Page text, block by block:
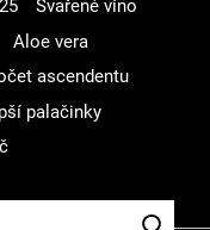
Svařené víno
Aloe vera
ascendentu
palačinky